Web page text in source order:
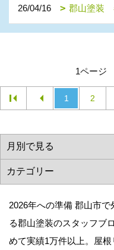
26/04/16 郡山塗装
1ページ
1 2
2026年への準備 郡山市
る郡山塗装のスタッフブ
めて実績1万件以上。屋